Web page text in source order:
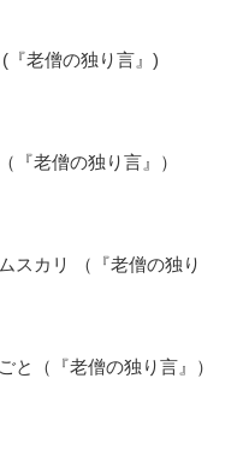
『老僧の独り言』)
『老僧の独り言』）
スカリ （『老僧の独り
と（『老僧の独り言』）